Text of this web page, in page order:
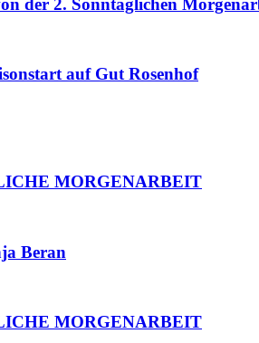
der 2. Sonntäglichen
auf Gut Rosenhof
MORGENARBEIT
Beran
MORGENARBEIT